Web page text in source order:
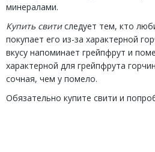
минералами.
Купить свитиследует тем, кто
покупает его из-за характерной
вкусу напоминает грейпфрут и
характерной для грейпфрута
сочная, чем у помело.
Обязательно купите свити и